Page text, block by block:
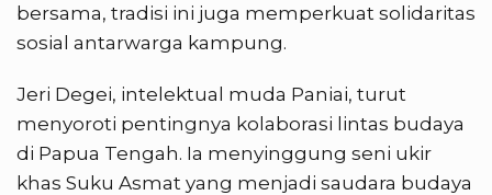
bersama, tradisi ini juga memperkuat solidaritas
sosial antarwarga kampung.
Jeri Degei, intelektual muda Paniai, turut
menyoroti pentingnya kolaborasi lintas budaya
di Papua Tengah. Ia menyinggung seni ukir
khas Suku Asmat yang menjadi saudara budaya